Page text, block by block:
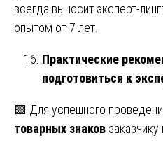
всегда выносит эксперт-
опытом от 7 лет.
Практические
подготовиться к
🟩 Для успешного
товарных знаков